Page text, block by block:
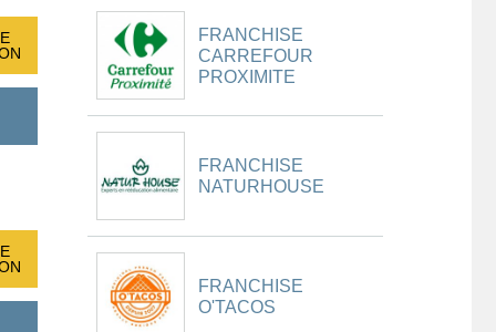
FRANCHISE
CARREFOUR
PROXIMITE
FRANCHISE
NATURHOUSE
FRANCHISE
O'TACOS